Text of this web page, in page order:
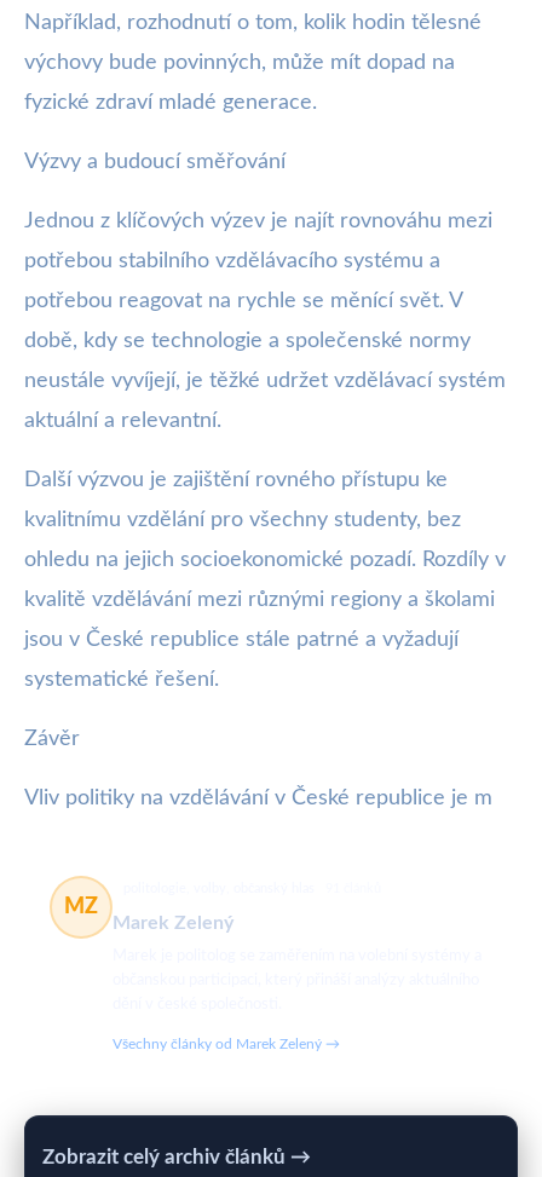
Například, rozhodnutí o tom, kolik hodin tělesné
výchovy bude povinných, může mít dopad na
fyzické zdraví mladé generace.
Výzvy a budoucí směřování
Jednou z klíčových výzev je najít rovnováhu mezi
potřebou stabilního vzdělávacího systému a
potřebou reagovat na rychle se měnící svět. V
době, kdy se technologie a společenské normy
neustále vyvíjejí, je těžké udržet vzdělávací systém
aktuální a relevantní.
Další výzvou je zajištění rovného přístupu ke
kvalitnímu vzdělání pro všechny studenty, bez
ohledu na jejich socioekonomické pozadí. Rozdíly v
kvalitě vzdělávání mezi různými regiony a školami
jsou v České republice stále patrné a vyžadují
systematické řešení.
Závěr
Vliv politiky na vzdělávání v České republice je m
MZ
Marek Zelený
Všechny články od Marek Zelený →
Zobrazit celý archiv článků →